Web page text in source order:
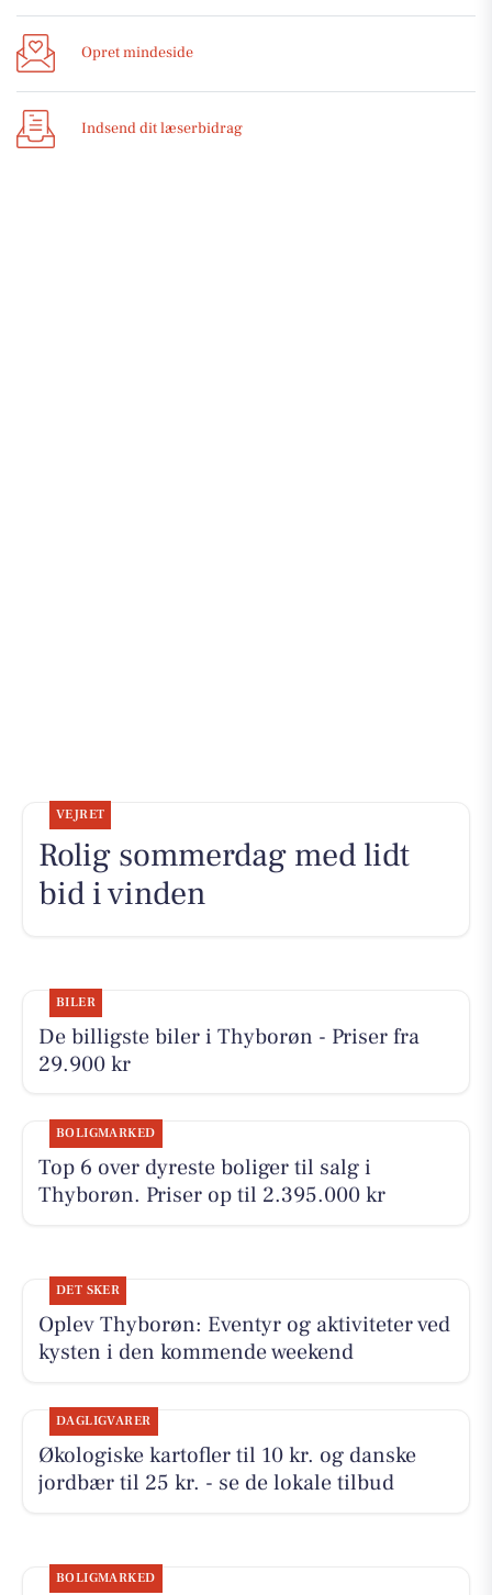
Opret mindeside
Indsend dit læserbidrag
VEJRET
Rolig sommerdag med lidt
bid i vinden
BILER
De billigste biler i Thyborøn - Priser fra
29.900 kr
BOLIGMARKED
Top 6 over dyreste boliger til salg i
Thyborøn. Priser op til 2.395.000 kr
DET SKER
Oplev Thyborøn: Eventyr og aktiviteter ved
kysten i den kommende weekend
DAGLIGVARER
Økologiske kartofler til 10 kr. og danske
jordbær til 25 kr. - se de lokale tilbud
BOLIGMARKED